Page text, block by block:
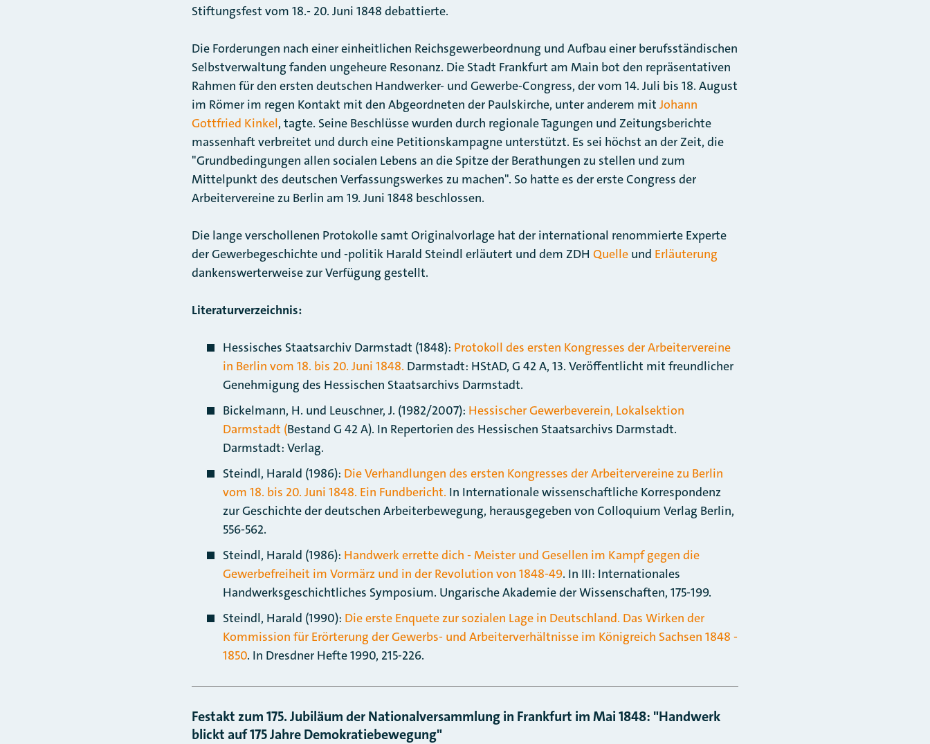
Stiftungsfest vom 18.- 20. Juni 1848 debattierte.
Die Forderungen nach einer einheitlichen Reichsgewerbeordnung und Aufbau einer berufsständischen
Selbstverwaltung fanden ungeheure Resonanz. Die Stadt Frankfurt am Main bot den repräsentativen
Rahmen für den ersten deutschen Handwerker- und Gewerbe-Congress, der vom 14. Juli bis 18. August
im Römer im regen Kontakt mit den Abgeordneten der Paulskirche, unter anderem mit Johann
Gottfried Kinkel, tagte. Seine Beschlüsse wurden durch regionale Tagungen und Zeitungsberichte
massenhaft verbreitet und durch eine Petitionskampagne unterstützt. Es sei höchst an der Zeit, die
"Grundbedingungen allen socialen Lebens an die Spitze der Berathungen zu stellen und zum
Mittelpunkt des deutschen Verfassungswerkes zu machen". So hatte es der erste Congress der
Arbeitervereine zu Berlin am 19. Juni 1848 beschlossen.
Die lange verschollenen Protokolle samt Originalvorlage hat der international renommierte Experte
der Gewerbegeschichte und -politik Harald Steindl erläutert und dem ZDH Quelle und Erläuterung
dankenswerterweise zur Verfügung gestellt.
Literaturverzeichnis:
Hessisches Staatsarchiv Darmstadt (1848): Protokoll des ersten Kongresses der Arbeitervereine
in Berlin vom 18. bis 20. Juni 1848. Darmstadt: HStAD, G 42 A, 13. Veröffentlicht mit freundlicher
Genehmigung des Hessischen Staatsarchivs Darmstadt.
Bickelmann, H. und Leuschner, J. (1982/2007): Hessischer Gewerbeverein, Lokalsektion
Darmstadt (Bestand G 42 A). In Repertorien des Hessischen Staatsarchivs Darmstadt.
Darmstadt: Verlag.
Steindl, Harald (1986): Die Verhandlungen des ersten Kongresses der Arbeitervereine zu Berlin
vom 18. bis 20. Juni 1848. Ein Fundbericht. In Internationale wissenschaftliche Korrespondenz
zur Geschichte der deutschen Arbeiterbewegung, herausgegeben von Colloquium Verlag Berlin,
556-562.
Steindl, Harald (1986): Handwerk errette dich - Meister und Gesellen im Kampf gegen die
Gewerbefreiheit im Vormärz und in der Revolution von 1848-49. In III: Internationales
Handwerksgeschichtliches Symposium. Ungarische Akademie der Wissenschaften, 175-199.
Steindl, Harald (1990): Die erste Enquete zur sozialen Lage in Deutschland. Das Wirken der
Kommission für Erörterung der Gewerbs- und Arbeiterverhältnisse im Königreich Sachsen 1848 -
1850. In Dresdner Hefte 1990, 215-226.
Festakt zum 175. Jubiläum der Nationalversammlung in Frankfurt im Mai 1848: "Handwerk
blickt auf 175 Jahre Demokratiebewegung"